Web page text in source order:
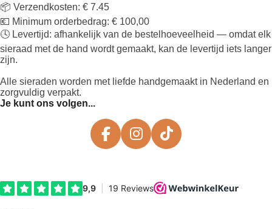
📦 Verzendkosten: € 7.45
💶 Minimum orderbedrag: € 100,00
🕓 Levertijd: afhankelijk van de bestelhoeveelheid — omdat elk
sieraad met de hand wordt gemaakt, kan de levertijd iets langer
zijn.
Alle sieraden worden met liefde handgemaakt in Nederland en
zorgvuldig verpakt.
Je kunt ons volgen...
F
e
I
t
T
T
o